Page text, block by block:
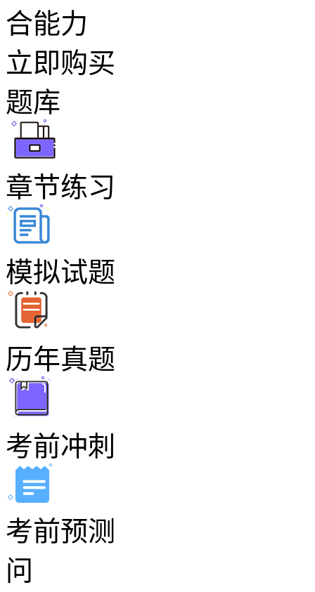
合能力
立即购买
题库
章节练习
模拟试题
历年真题
考前冲刺
考前预测
问